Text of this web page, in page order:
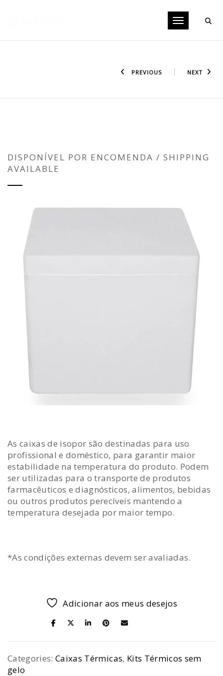
Toggle
PREVIOUS NEXT
DISPONÍVEL POR ENCOMENDA / SHIPPING
AVAILABLE
As caixas de isopor são destinadas para uso
profissional e doméstico, para garantir maior
estabilidade na temperatura do produto. Podem
ser utilizadas para o transporte de produtos
farmacêuticos e diagnósticos, alimentos, bebidas
ou outros produtos perecíveis mantendo a
temperatura desejada por maior tempo.
*As condições externas devem ser avaliadas.
Adicionar aos meus desejos
Categories:Caixas Térmicas, Kits Térmicos sem
gelo